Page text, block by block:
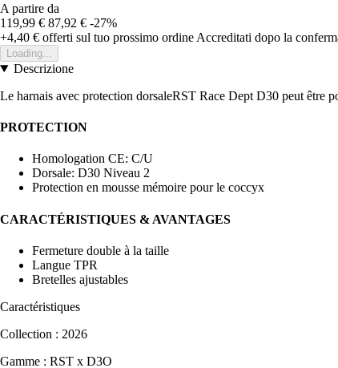
A partire da
119,99 € 87,92 € -27%
+4,40 € offerti sul tuo prossimo ordine Accreditati dopo la
Loading...
Descrizione
Le harnais avec protection dorsaleRST Race Dept D30 peut être
PROTECTION
Homologation CE: C/U
Dorsale: D30 Niveau 2
Protection en mousse mémoire pour le coccyx
CARACTÉRISTIQUES & AVANTAGES
Fermeture double à la taille
Langue TPR
Bretelles ajustables
Caractéristiques
Collection : 2026
Gamme : RST x D3O